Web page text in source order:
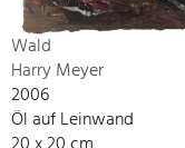
Wald
Harry Meyer
2006
Öl auf Leinwand